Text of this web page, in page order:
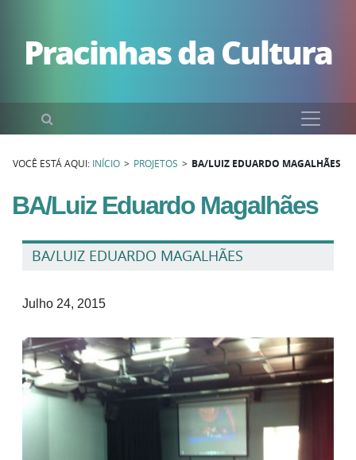
Pracinhas da Cultura
VOCÊ ESTÁ AQUI: INÍCIO > PROJETOS > BA/LUIZ EDUARDO MAGALHÃES
BA/Luiz Eduardo Magalhães
BA/LUIZ EDUARDO MAGALHÃES
Julho 24, 2015